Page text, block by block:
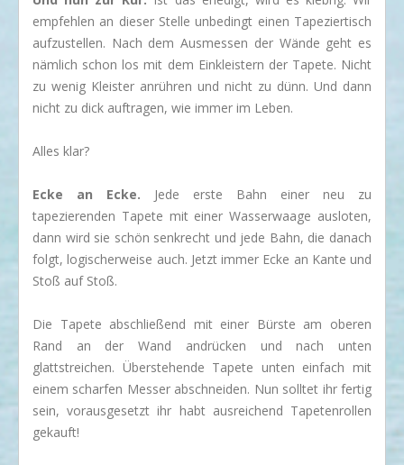
empfehlen an dieser Stelle unbedingt einen Tapeziertisch
aufzustellen. Nach dem Ausmessen der Wände geht es
nämlich schon los mit dem Einkleistern der Tapete. Nicht
zu wenig Kleister anrühren und nicht zu dünn. Und dann
nicht zu dick auftragen, wie immer im Leben.
Alles klar?
Ecke an Ecke. Jede erste Bahn einer neu zu
tapezierenden Tapete mit einer Wasserwaage ausloten,
dann wird sie schön senkrecht und jede Bahn, die danach
folgt, logischerweise auch. Jetzt immer Ecke an Kante und
Stoß auf Stoß.
Die Tapete abschließend mit einer Bürste am oberen
Rand an der Wand andrücken und nach unten
glattstreichen. Überstehende Tapete unten einfach mit
einem scharfen Messer abschneiden. Nun solltet ihr fertig
sein, vorausgesetzt ihr habt ausreichend Tapetenrollen
gekauft!